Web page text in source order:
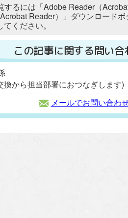
するには「Adobe Reader（
Reader）」ダウンロード
ください。
この記事に関する問い合
換から担当部署におつなぎします)
メールでお問い合わ